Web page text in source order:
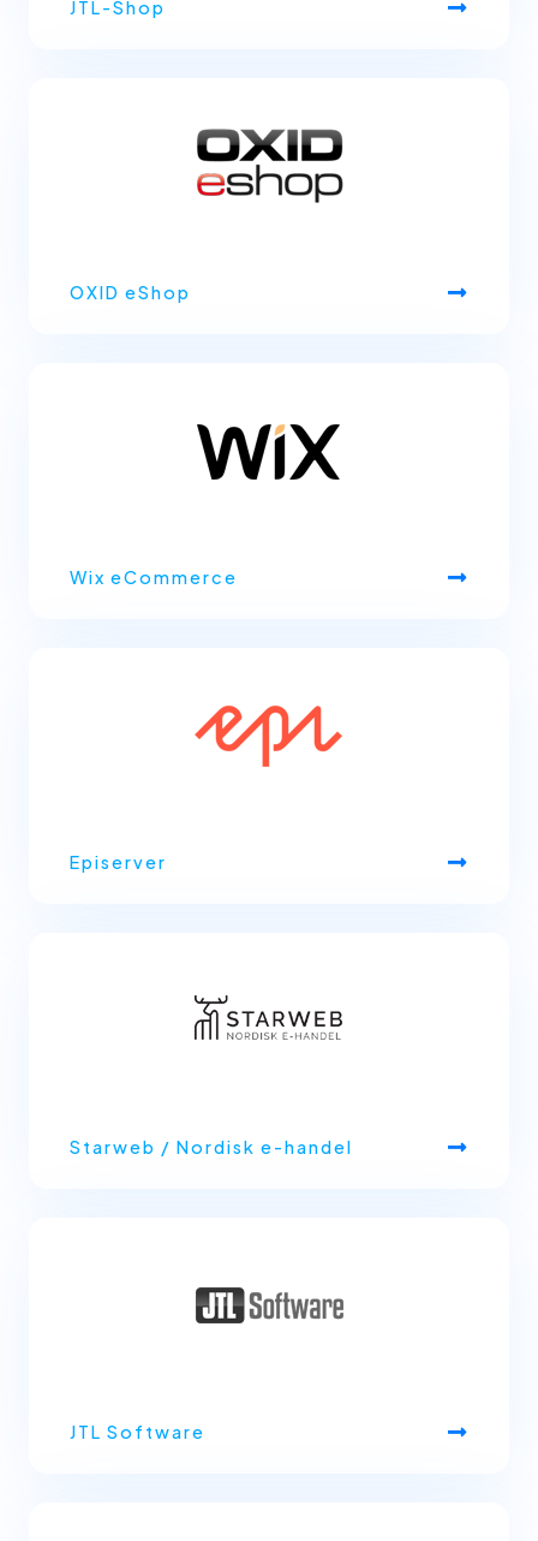
JTL-Shop
OXID eShop
Wix eCommerce
Episerver
Starweb / Nordisk e-handel
JTL Software